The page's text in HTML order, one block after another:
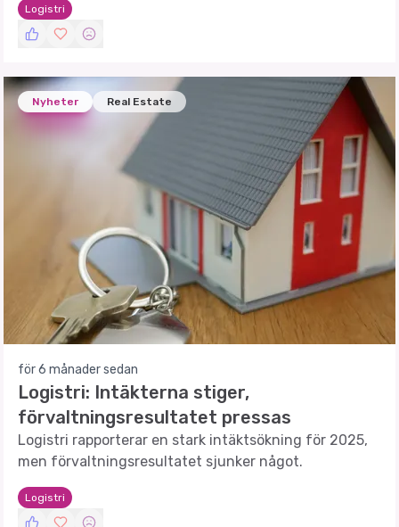
Logistri
Nyheter Real Estate
för 6 månader sedan
Logistri: Intäkterna stiger,
förvaltningsresultatet pressas
Logistri rapporterar en stark intäktsökning för 2025,
men förvaltningsresultatet sjunker något.
Logistri